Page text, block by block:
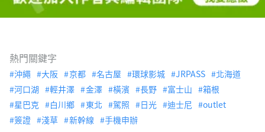
熱門關鍵字
沖繩 大阪 京都 名古屋 環球影城 JRPASS
北海道
河口湖
輕井澤 金澤 橫濱 長野 富士山
箱根
星巴克
白川鄉 東北 駕照 日光 迪士尼
outlet
簽證
淺草 新幹線 手機申辦